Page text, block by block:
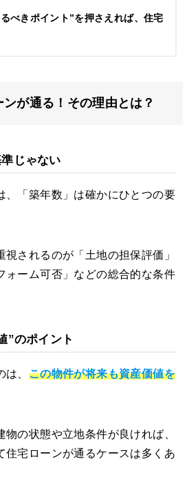
べきポイント”を押さえれば、住宅
が通る！その理由とは？
じゃない
、「築年数」は確かにひとつの要
視されるのが「土地の担保評価」
ォーム可否」などの総合的な条件
”のポイント
、 この物件が将来も資産価値を
の状態や立地条件が良ければ、
住宅ローンが通るケースは多くあ